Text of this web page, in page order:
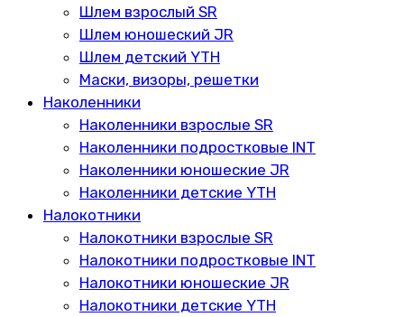
Шлем взрослый SR
Шлем юношеский JR
Шлем детский YTH
Маски, визоры, решетки
Наколенники
Наколенники взрослые SR
Наколенники подростковые INT
Наколенники юношеские JR
Наколенники детские YTH
Налокотники
Налокотники взрослые SR
Налокотники подростковые INT
Налокотники юношеские JR
Налокотники детские YTH